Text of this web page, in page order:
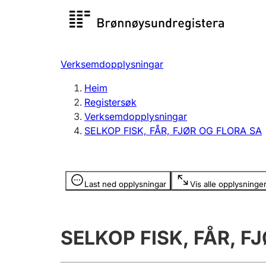
Registersøk
Registrere, endre, slette
Verksemdopplysningar
Heim
Registersøk
Verksemdopplysningar
SELKOP FISK, FÅR, FJØR OG FLORA SA
Last ned opplysningar Vis alle opplysninger
Opplysninger er skjult
SELKOP FISK, FÅR,